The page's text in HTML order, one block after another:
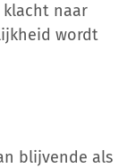
naar
wordt
blijvende als